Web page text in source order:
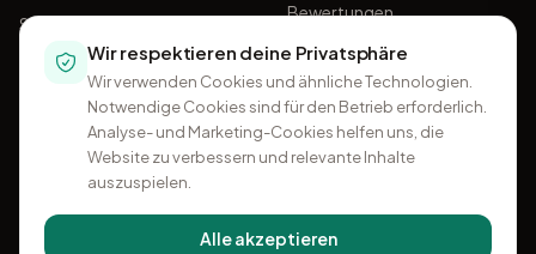
Sponsoring
Bewertungen
AGB
Wir respektieren deine Privatsphäre
Wir verwenden Cookies und ähnliche Technologien.
Notwendige Cookies sind für den Betrieb erforderlich.
Analyse- und Marketing-Cookies helfen uns, die
Website zu verbessern und relevante Inhalte
auszuspielen.
Alle akzeptieren